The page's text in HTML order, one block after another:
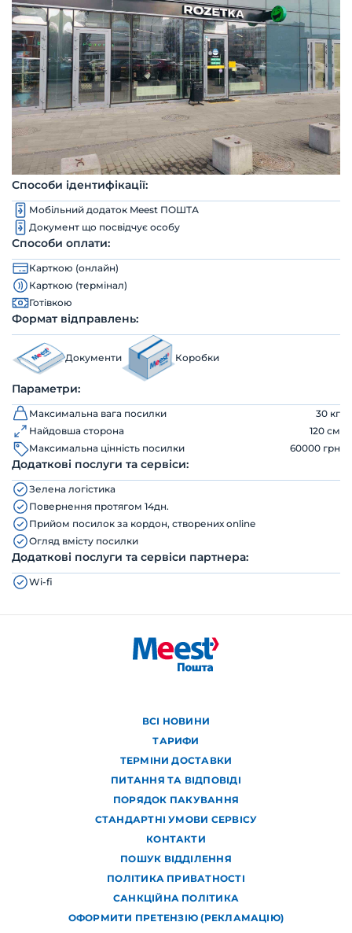
Способи ідентифікації:
Мобільний додаток Meest ПОШТА
Документ що посвідчує особу
Способи оплати:
Карткою (онлайн)
Карткою (термінал)
Готівкою
Формат відправлень:
Документи Коробки
Параметри:
Максимальна вага посилки
30 кг
Найдовша сторона
120 см
Максимальна цінність посилки
60000 грн
Додаткові послуги та сервіси:
Зелена логістика
Повернення протягом 14дн.
Прийом посилок за кордон, створених online
Огляд вмісту посилки
Додаткові послуги та сервіси партнера:
Wi-fi
ВСІ НОВИНИ
ТАРИФИ
ТЕРМІНИ ДОСТАВКИ
ПИТАННЯ ТА ВІДПОВІДІ
ПОРЯДОК ПАКУВАННЯ
СТАНДАРТНІ УМОВИ СЕРВІСУ
КОНТАКТИ
ПОШУК ВІДДІЛЕННЯ
ПОЛІТИКА ПРИВАТНОСТІ
САНКЦІЙНА ПОЛІТИКА
ОФОРМИТИ ПРЕТЕНЗІЮ (РЕКЛАМАЦІЮ)